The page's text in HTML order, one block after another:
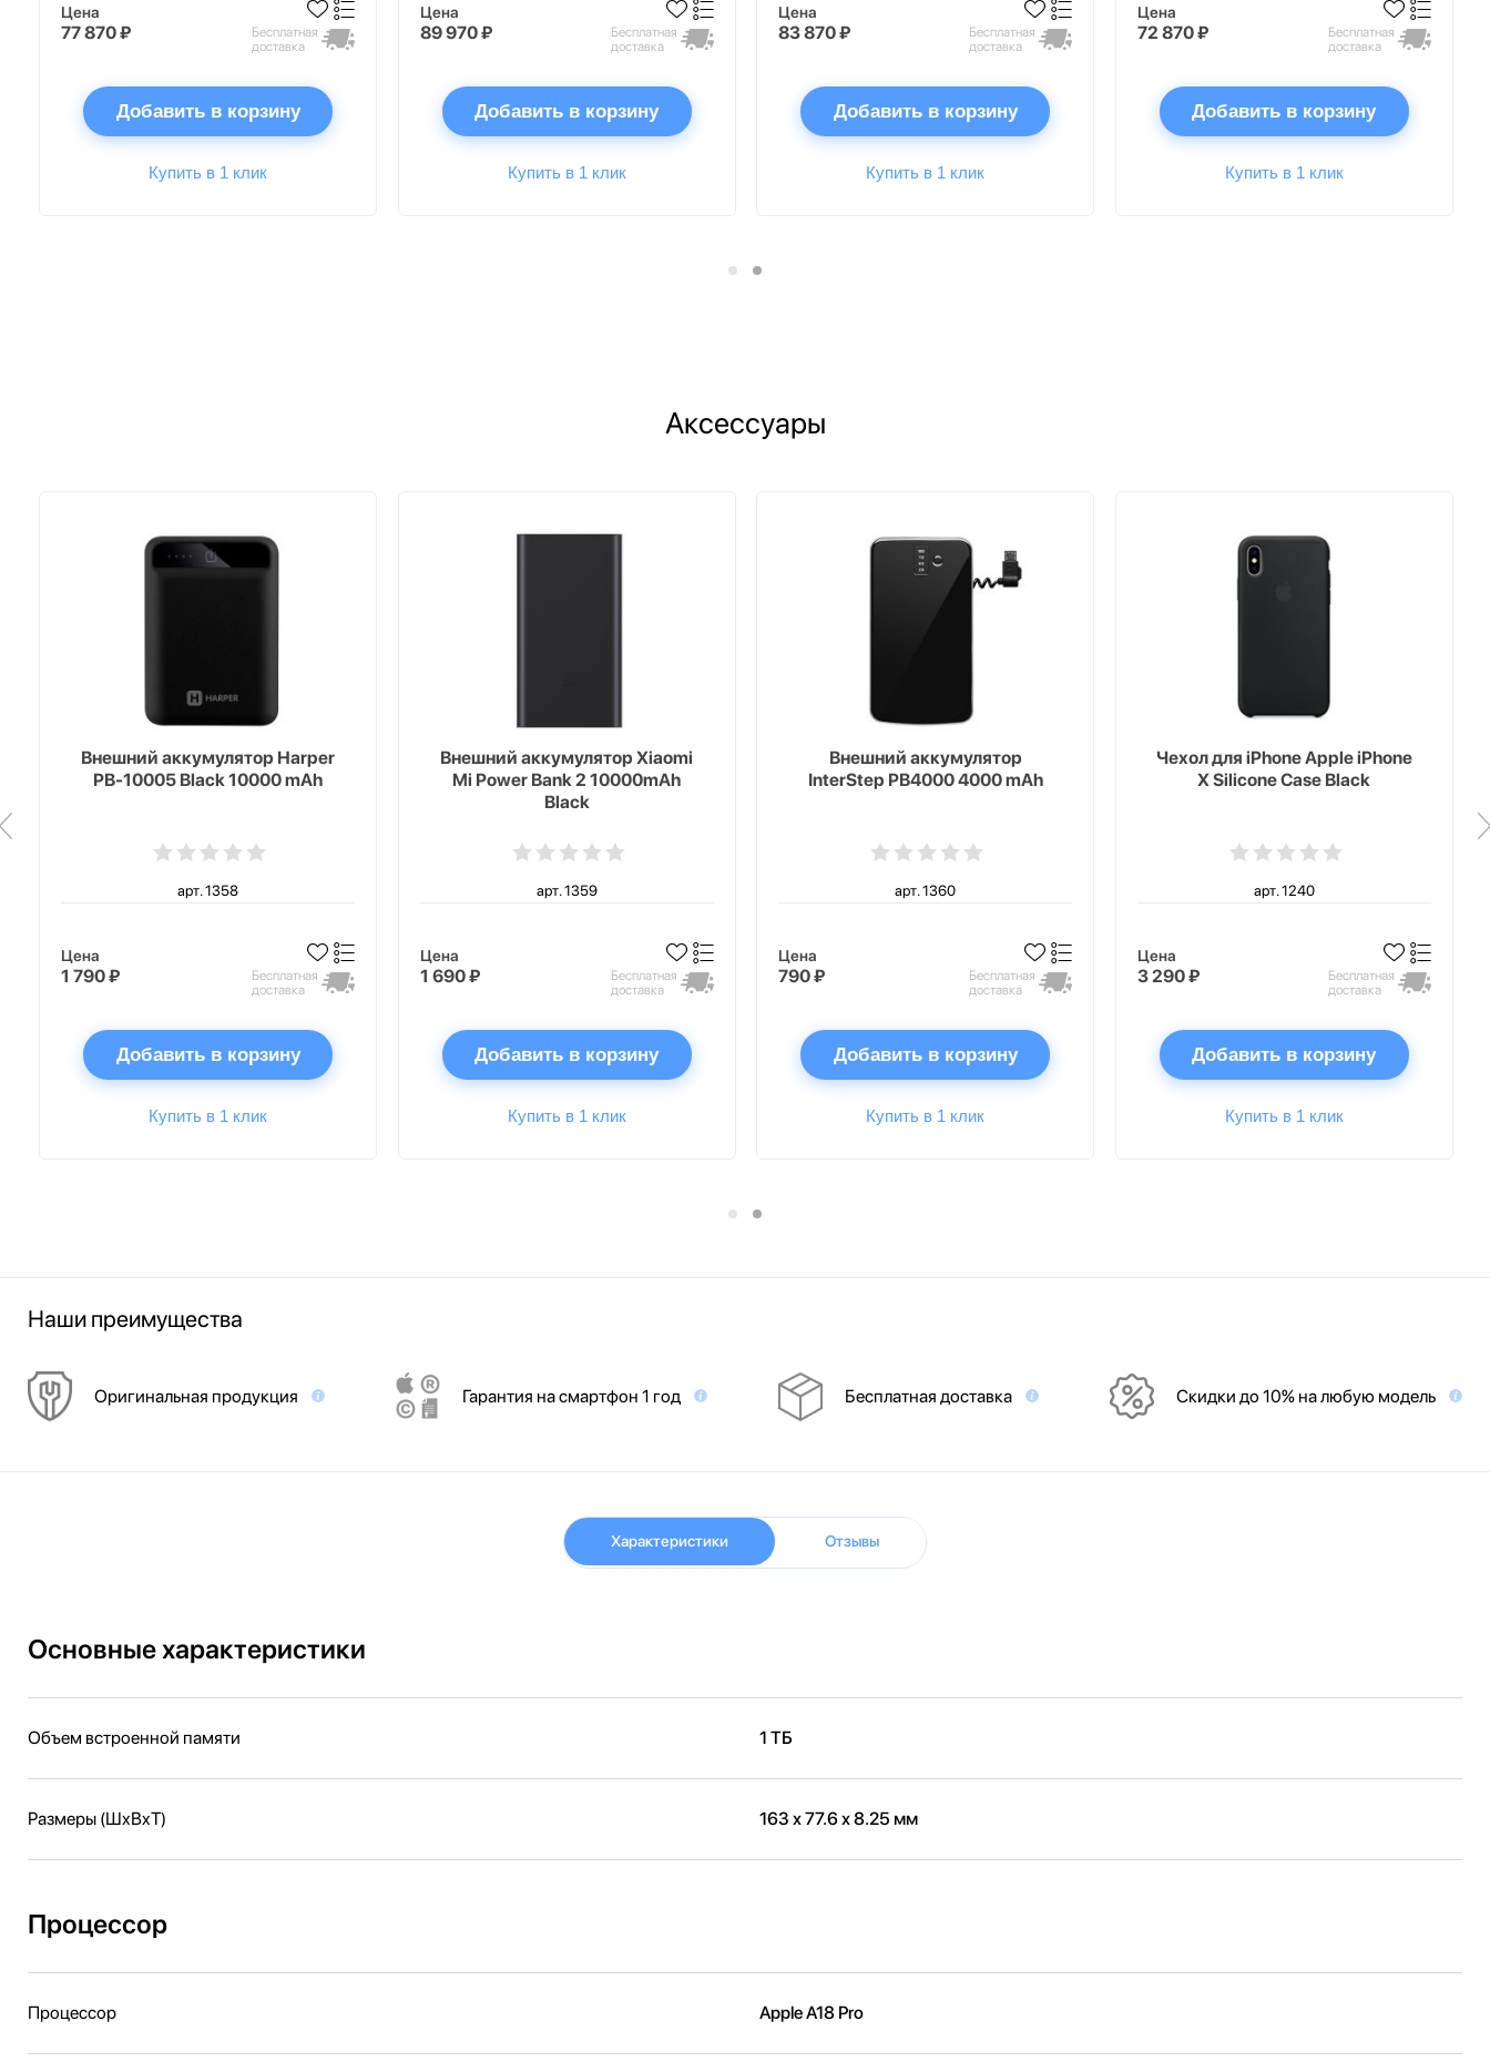
Цена
77 870 ₽
Бесплатная
доставка
Добавить в корзину
Купить в 1 клик
Цена
89 970 ₽
Бесплатная
доставка
Добавить в корзину
Купить в 1 клик
Цена
83 870 ₽
Бесплатная
доставка
Добавить в корзину
Купить в 1 клик
Цена
72 870 ₽
Бесплатная
доставка
Добавить в корзину
Купить в 1 клик
Аксессуары
Внешний аккумулятор Harper
PB-10005 Black 10000 mAh
арт. 1358
Цена
1 790 ₽
Бесплатная
доставка
Добавить в корзину
Купить в 1 клик
Внешний аккумулятор Xiaomi
Mi Power Bank 2 10000mAh
Black
арт. 1359
Цена
1 690 ₽
Бесплатная
доставка
Добавить в корзину
Купить в 1 клик
Внешний аккумулятор
InterStep PB4000 4000 mAh
арт. 1360
Цена
790 ₽
Бесплатная
доставка
Добавить в корзину
Купить в 1 клик
Чехол для iPhone Apple iPhone
X Silicone Case Black
арт. 1240
Цена
3 290 ₽
Бесплатная
доставка
Добавить в корзину
Купить в 1 клик
Наши преимущества
Оригинальная продукция Гарантия на смартфон 1 год Бесплатная доставка Скидки до 10% на любую модель
Характеристики Отзывы
Основные характеристики
Объем встроенной памяти 1 ТБ
Размеры (ШxВxТ) 163 х 77.6 х 8.25 мм
Процессор
Процессор Apple A18 Pro